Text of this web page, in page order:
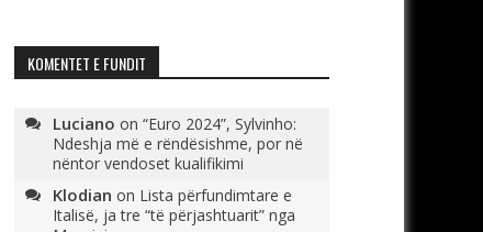
KOMENTET E FUNDIT
Luciano on “Euro 2024”, Sylvinho:
Ndeshja më e rëndësishme, por në
nëntor vendoset kualifikimi
Klodian on Lista përfundimtare e
Italisë, ja tre “të përjashtuarit” nga